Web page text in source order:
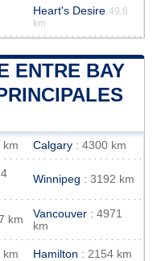
Heart's Desire 49.6
km
ENTRE BAY
km Calgary : 4300 km
Winnipeg : 3192 km
km Vancouver : 4971
km
km Hamilton : 2154 km